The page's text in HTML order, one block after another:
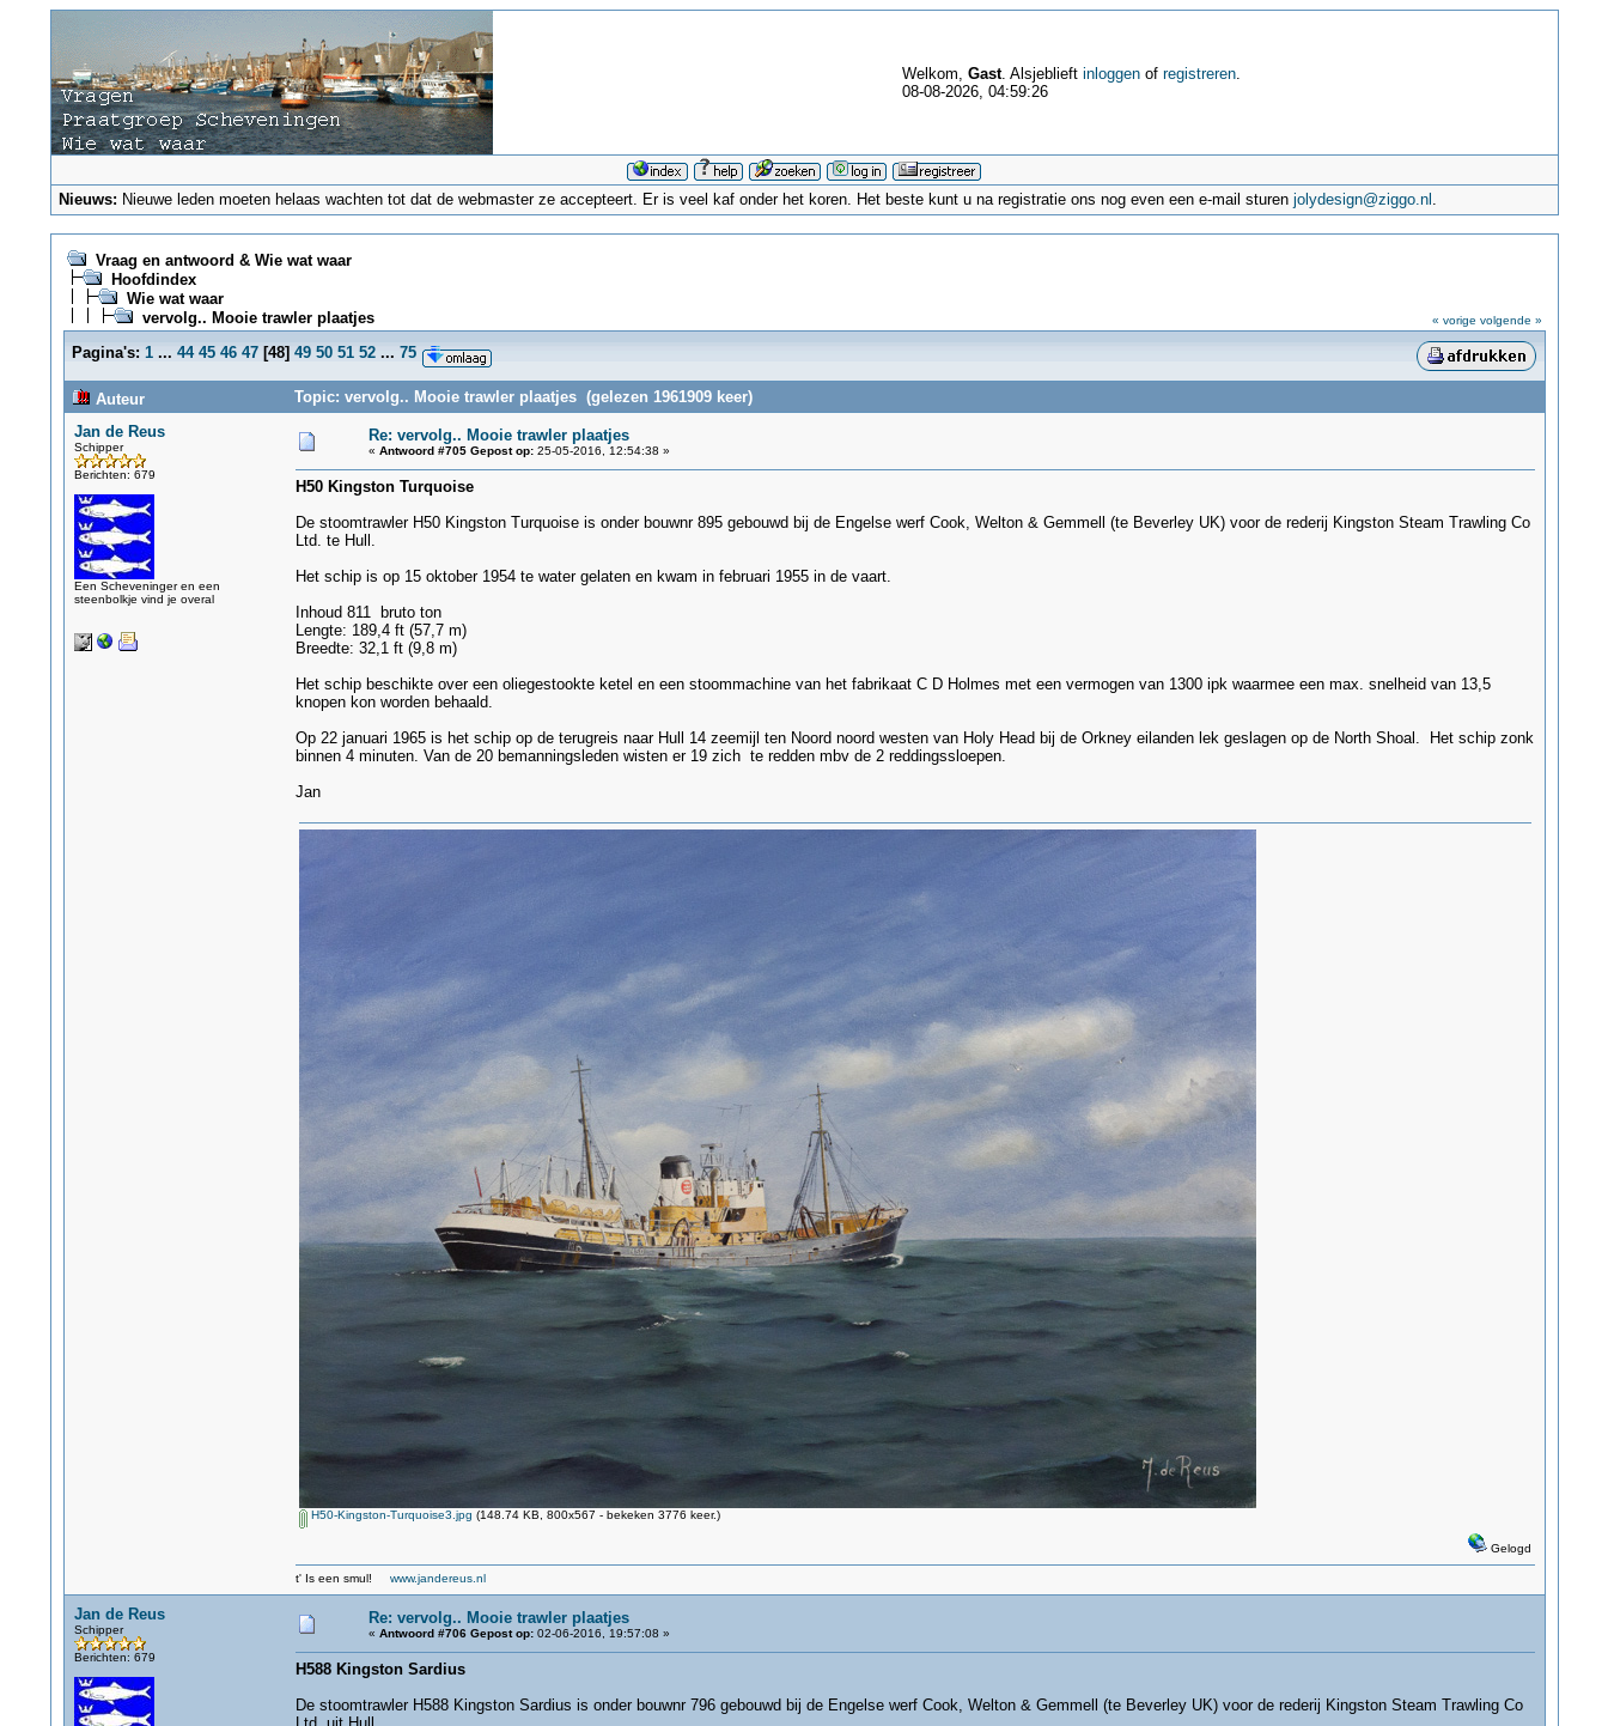
Welkom, Gast. Alsjeblieft inloggenof registreren.
08-08-2026, 04:59:26
Nieuws: Nieuwe leden moeten helaas wachten tot dat de webmaster ze accepteert. Er is veel kaf onder het koren. Het beste kunt u na registratie ons nog even een e-mail sturenjolydesign@ziggo.nl .
Vraag en antwoord & Wie wat waar
Hoofdindex
Wie wat waar
vervolg.. Mooie trawler plaatjes
« vorige volgende »
Pagina's: 1 ... 44 45 46 47[48] 49 50 51 52 ... 75
Auteur
Topic: vervolg.. Mooie trawler plaatjes (gelezen 1961909 keer)
Jan de Reus
Schipper
Berichten: 679
Een Scheveninger en een
steenbolkje vind je overal
Re: vervolg.. Mooie trawler plaatjes
« Antwoord #705 Gepost op:25-05-2016, 12:54:38 »
H50 Kingston Turquoise
De stoomtrawler H50 Kingston Turquoise is onder bouwnr 895 gebouwd bij de Engelse werf Cook, Welton & Gemmell (te Beverley UK) voor de rederij Kingston Steam Trawling Co
Ltd. te Hull.
Het schip is op 15 oktober 1954 te water gelaten en kwam in februari 1955 in de vaart.
Inhoud 811 bruto ton
Lengte: 189,4 ft (57,7 m)
Breedte: 32,1 ft (9,8 m)
Het schip beschikte over een oliegestookte ketel en een stoommachine van het fabrikaat C D Holmes met een vermogen van 1300 ipk waarmee een max. snelheid van 13,5
knopen kon worden behaald.
Op 22 januari 1965 is het schip op de terugreis naar Hull 14 zeemijl ten Noord noord westen van Holy Head bij de Orkney eilanden lek geslagen op de North Shoal. Het schip zonk
binnen 4 minuten. Van de 20 bemanningsleden wisten er 19 zich te redden mbv de 2 reddingssloepen.
Jan
H50-Kingston-Turquoise3.jpg (148.74 KB, 800x567 - bekeken 3776 keer.)
Gelogd
t' Is een smul! www.jandereus.nl
Jan de Reus
Schipper
Berichten: 679
Re: vervolg.. Mooie trawler plaatjes
« Antwoord #706 Gepost op:02-06-2016, 19:57:08 »
H588 Kingston Sardius
De stoomtrawler H588 Kingston Sardius is onder bouwnr 796 gebouwd bij de Engelse werf Cook, Welton & Gemmell (te Beverley UK) voor de rederij Kingston Steam Trawling Co